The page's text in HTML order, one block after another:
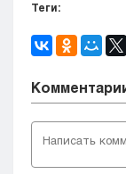
Теги: